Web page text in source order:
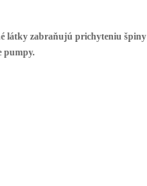
látky zabraňujú prichyteniu špiny
pumpy.